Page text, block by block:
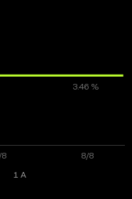
1 A